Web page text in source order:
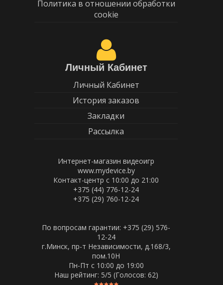
Политика в отношении обработки
cookie
Личный Кабинет
Личный Кабинет
История заказов
Закладки
Рассылка
Интернет-магазин видеоигр
www.mydevice.by
Контакт-центр с 10:00 до 21:00
+375 (44) 776-12-24
+375 (29) 760-12-24
По вопросам гарантии: +375 (29) 576-
12-24
г.Минск, пр-т Независимости, д.168/3,
пом.10Н
Пн-Пт c 10:00 до 19:00
Наш рейтинг: 5/5 (Голосов: 62)